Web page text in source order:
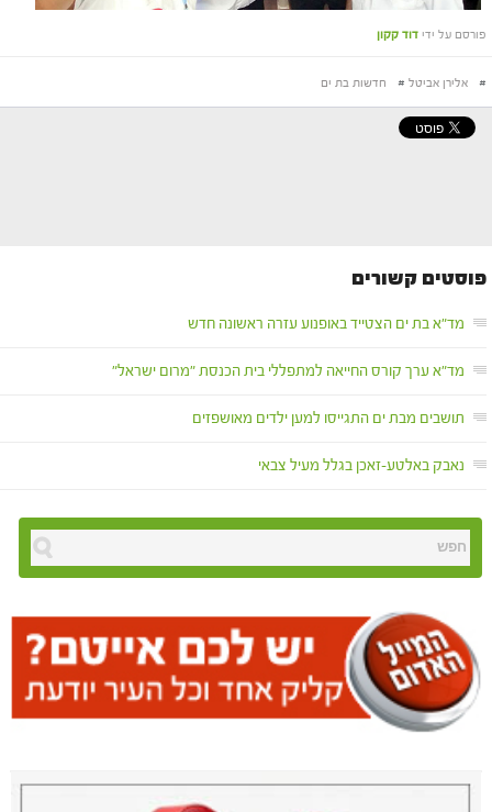
פורסם על ידי דוד קקון
# אלירן אביטל # חדשות בת ים
פוסטים קשורים
מד"א בת ים הצטייד באופנוע עזרה ראשונה חדש
מד"א ערך קורס החייאה למתפללי בית הכנסת "מרום ישראל"
תושבים מבת ים התגייסו למען ילדים מאושפזים
נאבק באלטע-זאכן בגלל מעיל צבאי